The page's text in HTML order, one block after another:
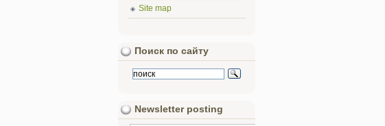
Site map
Поиск по сайту
Newsletter posting